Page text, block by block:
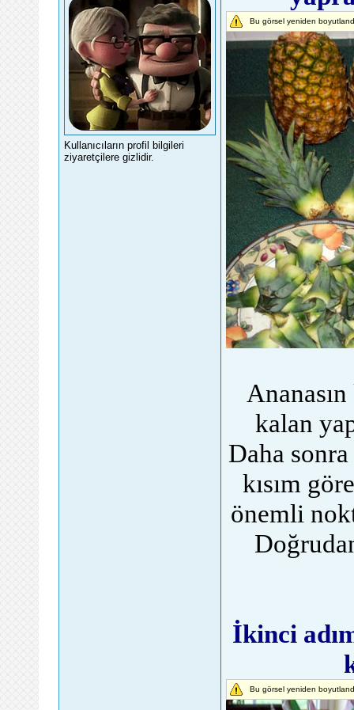
Kullanıcıların profil bilgileri
ziyaretçilere gizlidir.
Bu görsel yeniden
kalan
Daha
kısım
önemli
İkinci
Bu görsel yeniden